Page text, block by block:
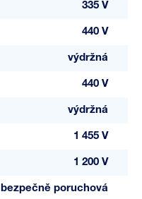
335 V
440 V
výdržná
440 V
výdržná
1 455 V
1 200 V
bezpečně poruchová